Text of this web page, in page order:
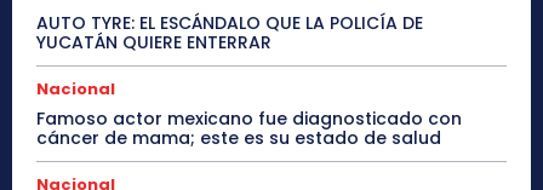
AUTO TYRE: EL ESCÁNDALO QUE LA POLICÍA DE
YUCATÁN QUIERE ENTERRAR
Nacional
Famoso actor mexicano fue diagnosticado con
cáncer de mama; este es su estado de salud
Nacional